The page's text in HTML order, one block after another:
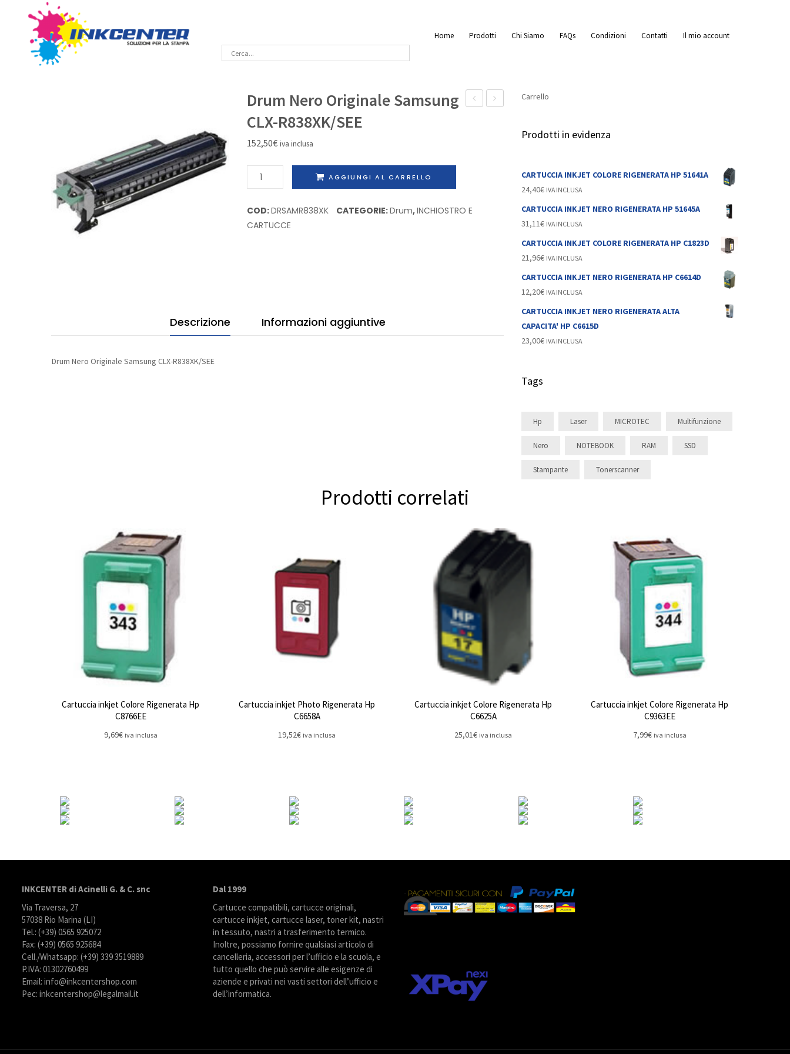
Home Prodotti Chi Siamo FAQs Condizioni Contatti Il mio account
21K
Drum Nero Originale Samsung
CLX-R838XK/SEE
152,50€ iva inclusa
Drum
Nero
Samsung
CLX-
AGGIUNGI AL CARRELLO
COD:DRSAMR838XK CATEGORIE:Drum,INCHIOSTRO E
CARTUCCE
Descrizione Informazioni aggiuntive
Drum Nero Originale Samsung CLX-R838XK/SEE
Carrello
Prodotti in evidenza
CARTUCCIA INKJET COLORE RIGENERATA HP 51641A
24,40€ IVA INCLUSA
CARTUCCIA INKJET NERO RIGENERATA HP 51645A
31,11€ IVA INCLUSA
CARTUCCIA INKJET COLORE RIGENERATA HP C1823D
21,96€ IVA INCLUSA
CARTUCCIA INKJET NERO RIGENERATA HP C6614D
12,20€ IVA INCLUSA
CARTUCCIA INKJET NERO RIGENERATA ALTA
CAPACITA' HP C6615D
23,00€ IVA INCLUSA
Tags
Hp Laser MICROTEC Multifunzione
Nero NOTEBOOK RAM SSD
Stampante Tonerscanner
Prodotti correlati
Cartuccia inkjet Colore Rigenerata Hp
C8766EE
9,69€ iva inclusa
Cartuccia inkjet Photo Rigenerata Hp
C6658A
19,52€ iva inclusa
Cartuccia inkjet Colore Rigenerata Hp
C6625A
25,01€ iva inclusa
Cartuccia inkjet Colore Rigenerata Hp
C9363EE
7,99€ iva inclusa
INKCENTER di Acinelli G. & C. snc
Via Traversa, 27
57038 Rio Marina (LI)
Tel.: (+39) 0565 925072
Fax: (+39) 0565 925684
Cell./Whatsapp: (+39) 339 3519889
P.IVA: 01302760499
Email: info@inkcentershop.com
Pec: inkcentershop@legalmail.it
Dal 1999
Cartucce compatibili, cartucce originali,
cartucce inkjet, cartucce laser, toner kit, nastri
in tessuto, nastri a trasferimento termico.
Inoltre, possiamo fornire qualsiasi articolo di
cancelleria, accessori per l’ufficio e la scuola, e
tutto quello che può servire alle esigenze di
aziende e privati nei vasti settori dell’ufficio e
dell’informatica.